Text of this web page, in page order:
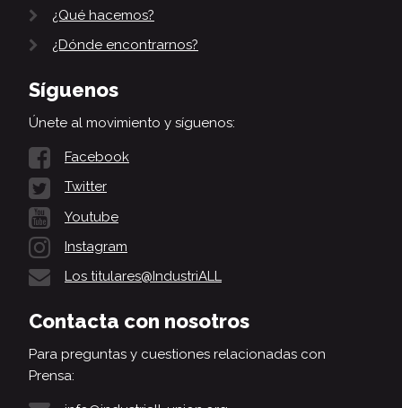
¿Qué hacemos?
¿Dónde encontrarnos?
Síguenos
Únete al movimiento y síguenos:
Facebook
Twitter
Youtube
Instagram
Los titulares@IndustriALL
Contacta con nosotros
Para preguntas y cuestiones relacionadas con
Prensa: